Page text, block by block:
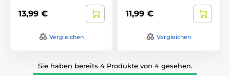
13,99 €
Vergleichen
11,99 €
Vergleichen
Sie haben bereits 4 Produkte von 4 gesehen.